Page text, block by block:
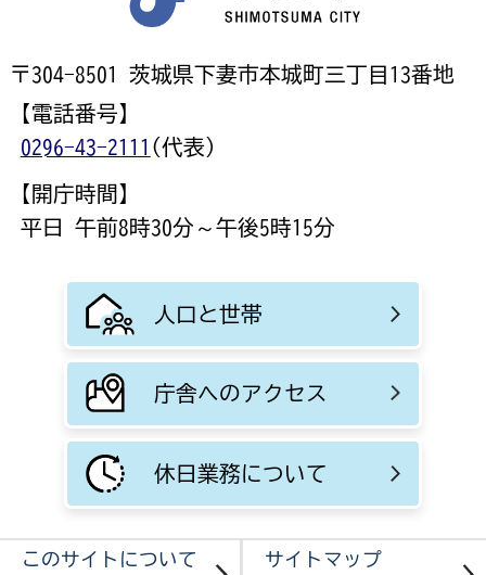
〒304-8501 茨城県下妻市本城町三丁目13番地
【電話番号】
0296-43-2111 (代表)
【開庁時間】
平日 午前8時30分～午後5時15分
人口と世帯
庁舎へのアクセス
休日業務について
このサイトについて サイトマップ